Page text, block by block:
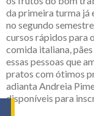
da primeira turma já
no segundo
cursos rápidos para
comida italiana,
essas pessoas que
pratos com ótimos
adianta Andreia
disponíveis para